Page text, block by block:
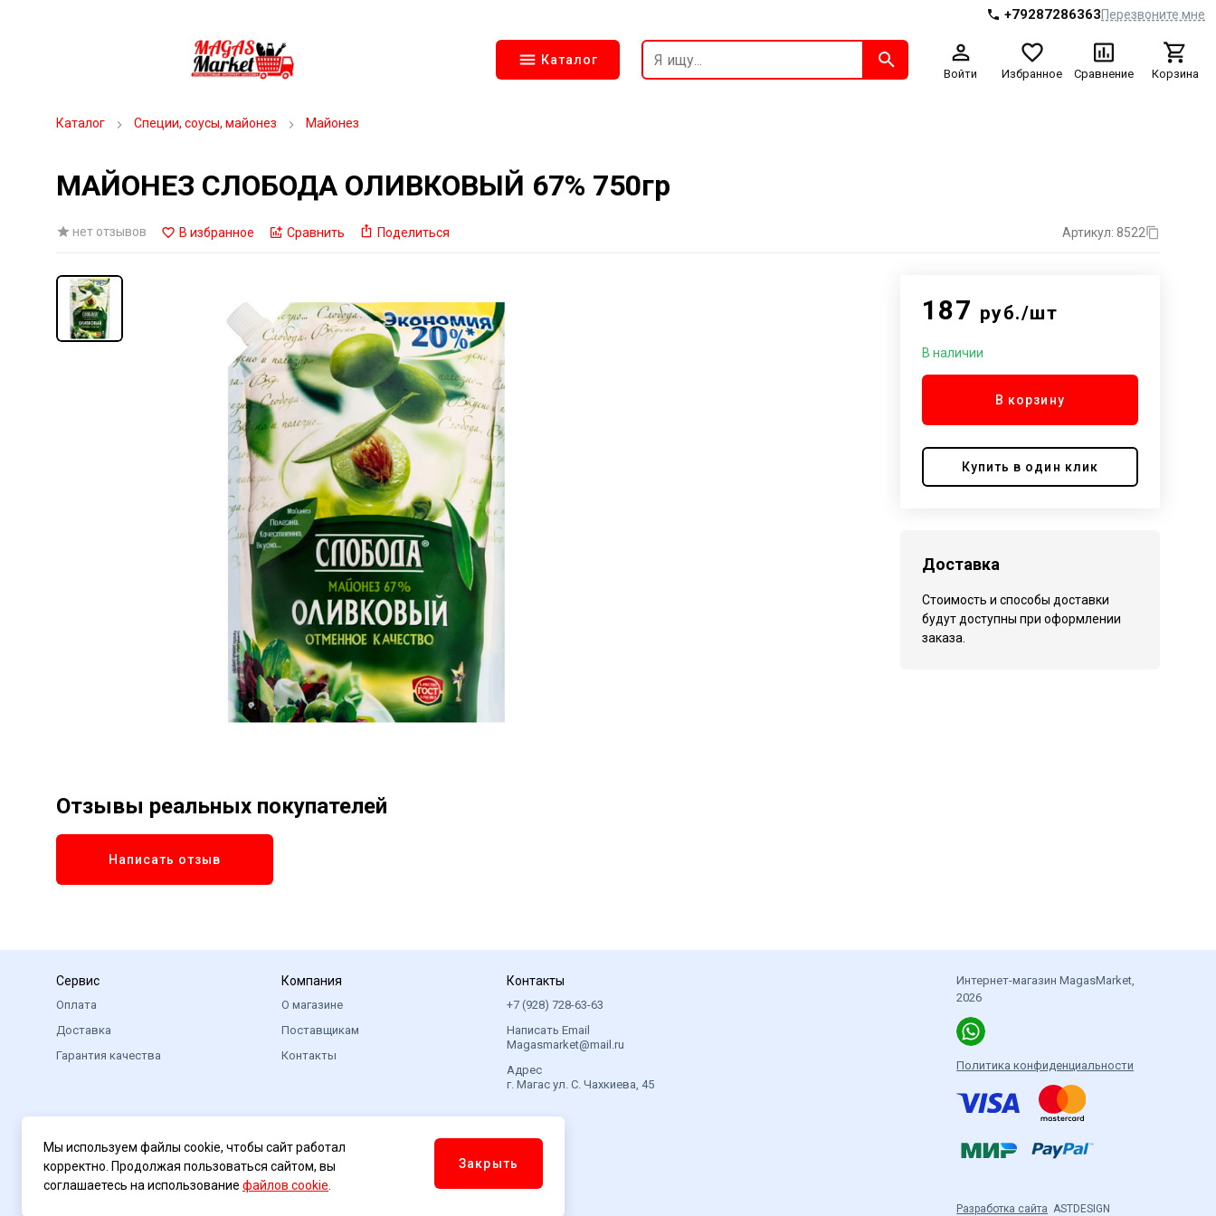
+79287286363Перезвоните мне
Каталог
Войти Избранное Сравнение Корзина
Каталог Специи, соусы, майонез Майонез
МАЙОНЕЗ СЛОБОДА ОЛИВКОВЫЙ 67% 750гр
нет отзывов В избранное Сравнить Поделиться Артикул: 8522
187 руб./шт
В наличии
В корзину
Купить в один клик
Доставка
Стоимость и способы доставки
будут доступны при оформлении
заказа.
Отзывы реальных покупателей
Написать отзыв
Сервис
Оплата
Доставка
Гарантия качества
Компания
О магазине
Поставщикам
Контакты
Контакты
+7 (928) 728-63-63
Написать Email
Magasmarket@mail.ru
Адрес
г. Магас ул. С. Чахкиева, 45
Интернет-магазин MagasMarket,
2026
Политика конфиденциальности
Разработка сайта ASTDESIGN
Мы используем файлы cookie, чтобы сайт работал
корректно. Продолжая пользоваться сайтом, вы
соглашаетесь на использование файлов cookie
Закрыть